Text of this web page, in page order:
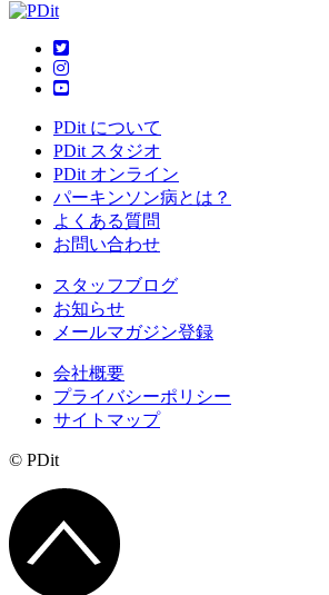
PDit について
PDit スタジオ
PDit オンライン
パーキンソン病とは？
よくある質問
お問い合わせ
スタッフブログ
お知らせ
メールマガジン登録
会社概要
プライバシーポリシー
サイトマップ
© PDit